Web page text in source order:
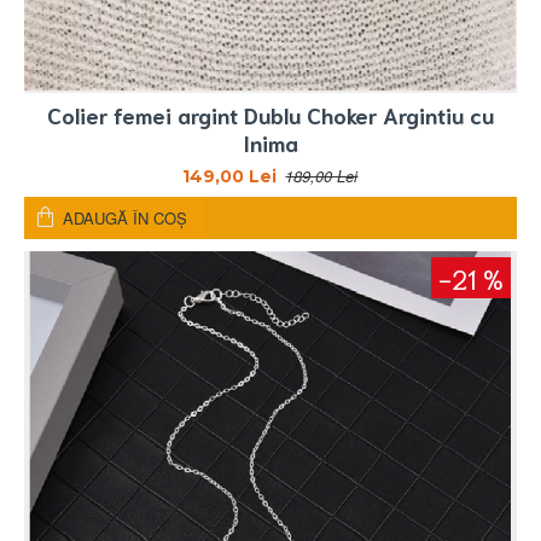
Colier femei argint Dublu Choker Argintiu cu
Inima
149,00 Lei 189,00 Lei
ADAUGĂ ÎN COŞ
-21 %